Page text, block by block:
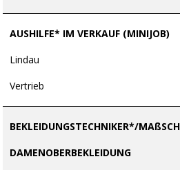
AUSHILFE* IM VERKAUF (MINIJOB)
Lindau
Vertrieb
BEKLEIDUNGSTECHNIKER*/
DAMENOBERBEKLEIDUNG